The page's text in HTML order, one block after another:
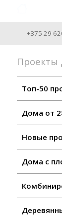
+375 29
Топ-50
Дома от
Новые
Дома с